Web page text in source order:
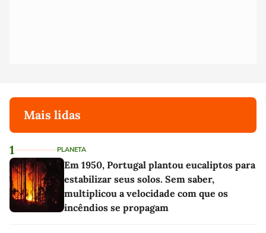
Mais lidas
1 PLANETA
Em 1950, Portugal plantou eucaliptos para
estabilizar seus solos. Sem saber,
multiplicou a velocidade com que os
incêndios se propagam